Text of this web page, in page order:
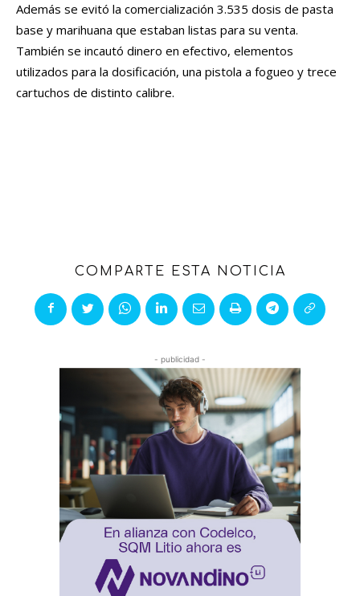
Además se evitó la comercialización 3.535 dosis de pasta
base y marihuana que estaban listas para su venta.
También se incautó dinero en efectivo, elementos
utilizados para la dosificación, una pistola a fogueo y trece
cartuchos de distinto calibre.
COMPARTE ESTA NOTICIA
- publicidad -